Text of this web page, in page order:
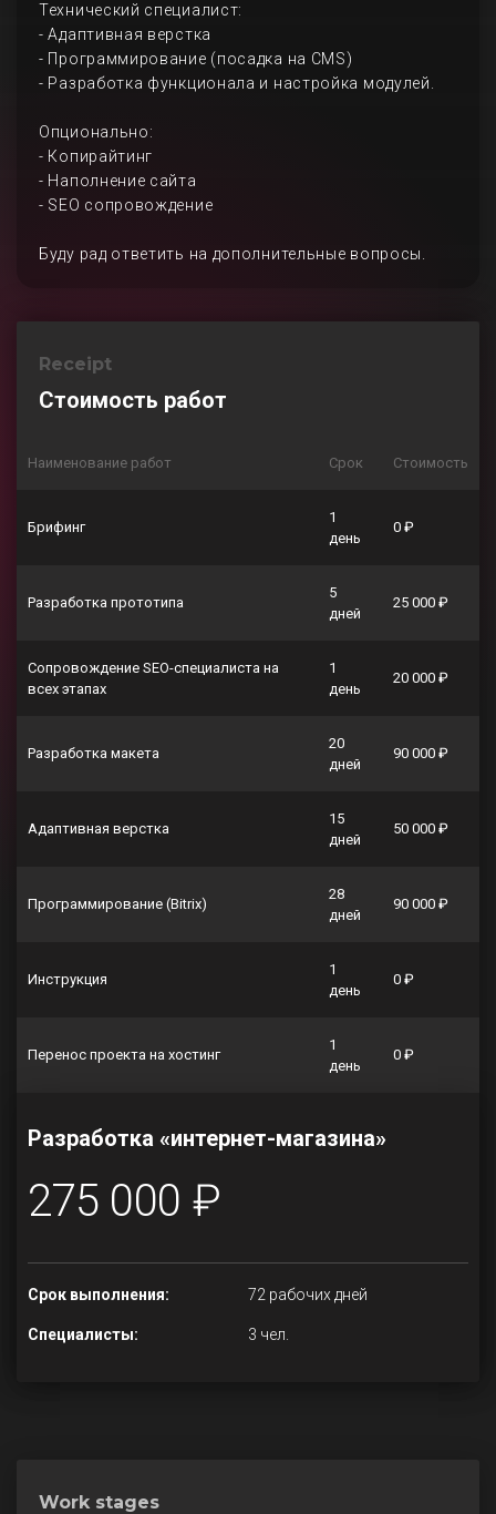
Технический специалист:
- Адаптивная верстка
- Программирование (посадка на CMS)
- Разработка функционала и настройка модулей.
Опционально:
- Копирайтинг
- Наполнение сайта
- SEO сопровождение
Буду рад ответить на дополнительные вопросы.
Receipt
Стоимость работ
Наименование работ Срок Стоимость
Брифинг
1
день
0 ₽
Разработка прототипа
5
дней
25 000 ₽
Сопровождение SEO-специалиста на
всех этапах
1
день
20 000 ₽
Разработка макета
20
дней
90 000 ₽
Адаптивная верстка
15
дней
50 000 ₽
Программирование (Bitrix)
28
дней
90 000 ₽
Инструкция
1
день
0 ₽
Перенос проекта на хостинг
1
день
0 ₽
Разработка «интернет-магазина»
275 000 ₽
Срок выполнения: 72 рабочих дней
Специалисты: 3 чел.
Work stages